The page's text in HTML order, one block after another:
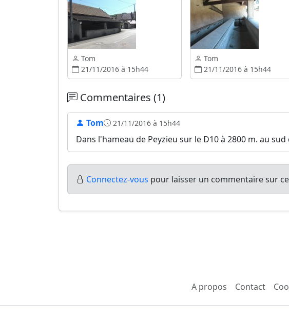
Tom
21/11/2016 à 15h44
Tom
21/11/2016 à 15h44
Commentaires (1)
Tom 21/11/2016 à 15h44
Dans l'hameau de Peyzieu sur le D10 à 2800 m. au
Connectez-vous pour laisser un commentaire sur
A propos Contact